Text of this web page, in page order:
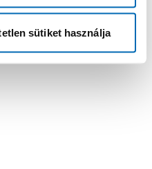
sütiket használja